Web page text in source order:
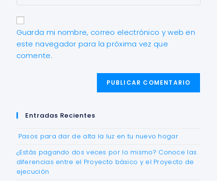
Guarda mi nombre, correo electrónico y web en
este navegador para la próxima vez que
comente.
Entradas Recientes
Pasos para dar de alta la luz en tu nuevo hogar
¿Estás pagando dos veces por lo mismo? Conoce las
diferencias entre el Proyecto básico y el Proyecto de
ejecución